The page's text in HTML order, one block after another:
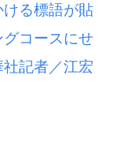
ける標語が貼
コースにせ
記者／江宏